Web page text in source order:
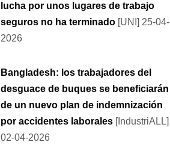
lucha por unos lugares de trabajo
seguros no ha terminado [UNI] 25-04-
2026
Bangladesh: los trabajadores del
desguace de buques se beneficiarán
de un nuevo plan de indemnización
por accidentes laborales [IndustriALL]
02-04-2026